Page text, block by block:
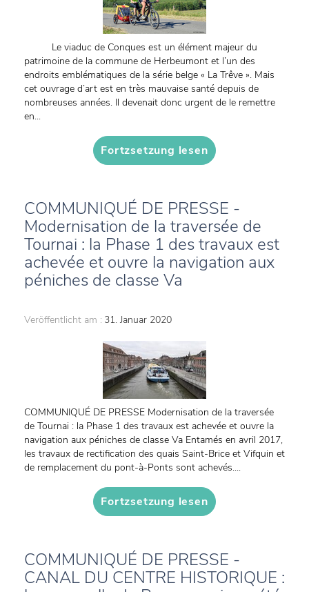
Le viaduc de Conques est un élément majeur du
patrimoine de la commune de Herbeumont et l’un des
endroits emblématiques de la série belge « La Trêve ». Mais
cet ouvrage d’art est en très mauvaise santé depuis de
nombreuses années. Il devenait donc urgent de le remettre
en...
Fortzsetzung lesen
COMMUNIQUÉ DE PRESSE -
Modernisation de la traversée de
Tournai : la Phase 1 des travaux est
achevée et ouvre la navigation aux
péniches de classe Va
Veröffentlicht am : 31. Januar 2020
COMMUNIQUÉ DE PRESSE Modernisation de la traversée
de Tournai : la Phase 1 des travaux est achevée et ouvre la
navigation aux péniches de classe Va Entamés en avril 2017,
les travaux de rectification des quais Saint-Brice et Vifquin et
de remplacement du pont-à-Ponts sont achevés....
Fortzsetzung lesen
COMMUNIQUÉ DE PRESSE -
CANAL DU CENTRE HISTORIQUE :